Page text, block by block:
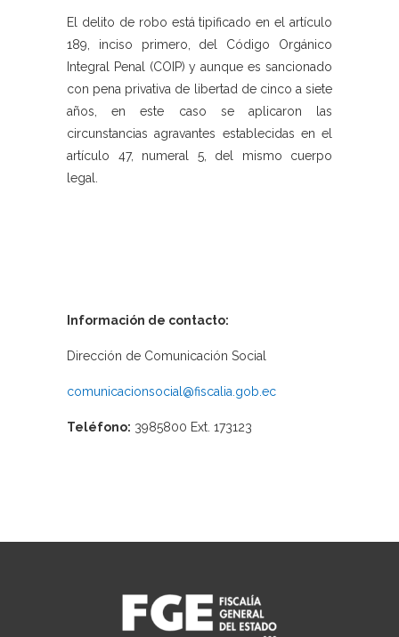
El delito de robo está tipificado en el artículo
189, inciso primero, del Código Orgánico
Integral Penal (COIP) y aunque es sancionado
con pena privativa de libertad de cinco a siete
años, en este caso se aplicaron las
circunstancias agravantes establecidas en el
artículo 47, numeral 5, del mismo cuerpo
legal.
Información de contacto:
Dirección de Comunicación Social
comunicacionsocial@fiscalia.gob.ec
Teléfono: 3985800 Ext. 173123